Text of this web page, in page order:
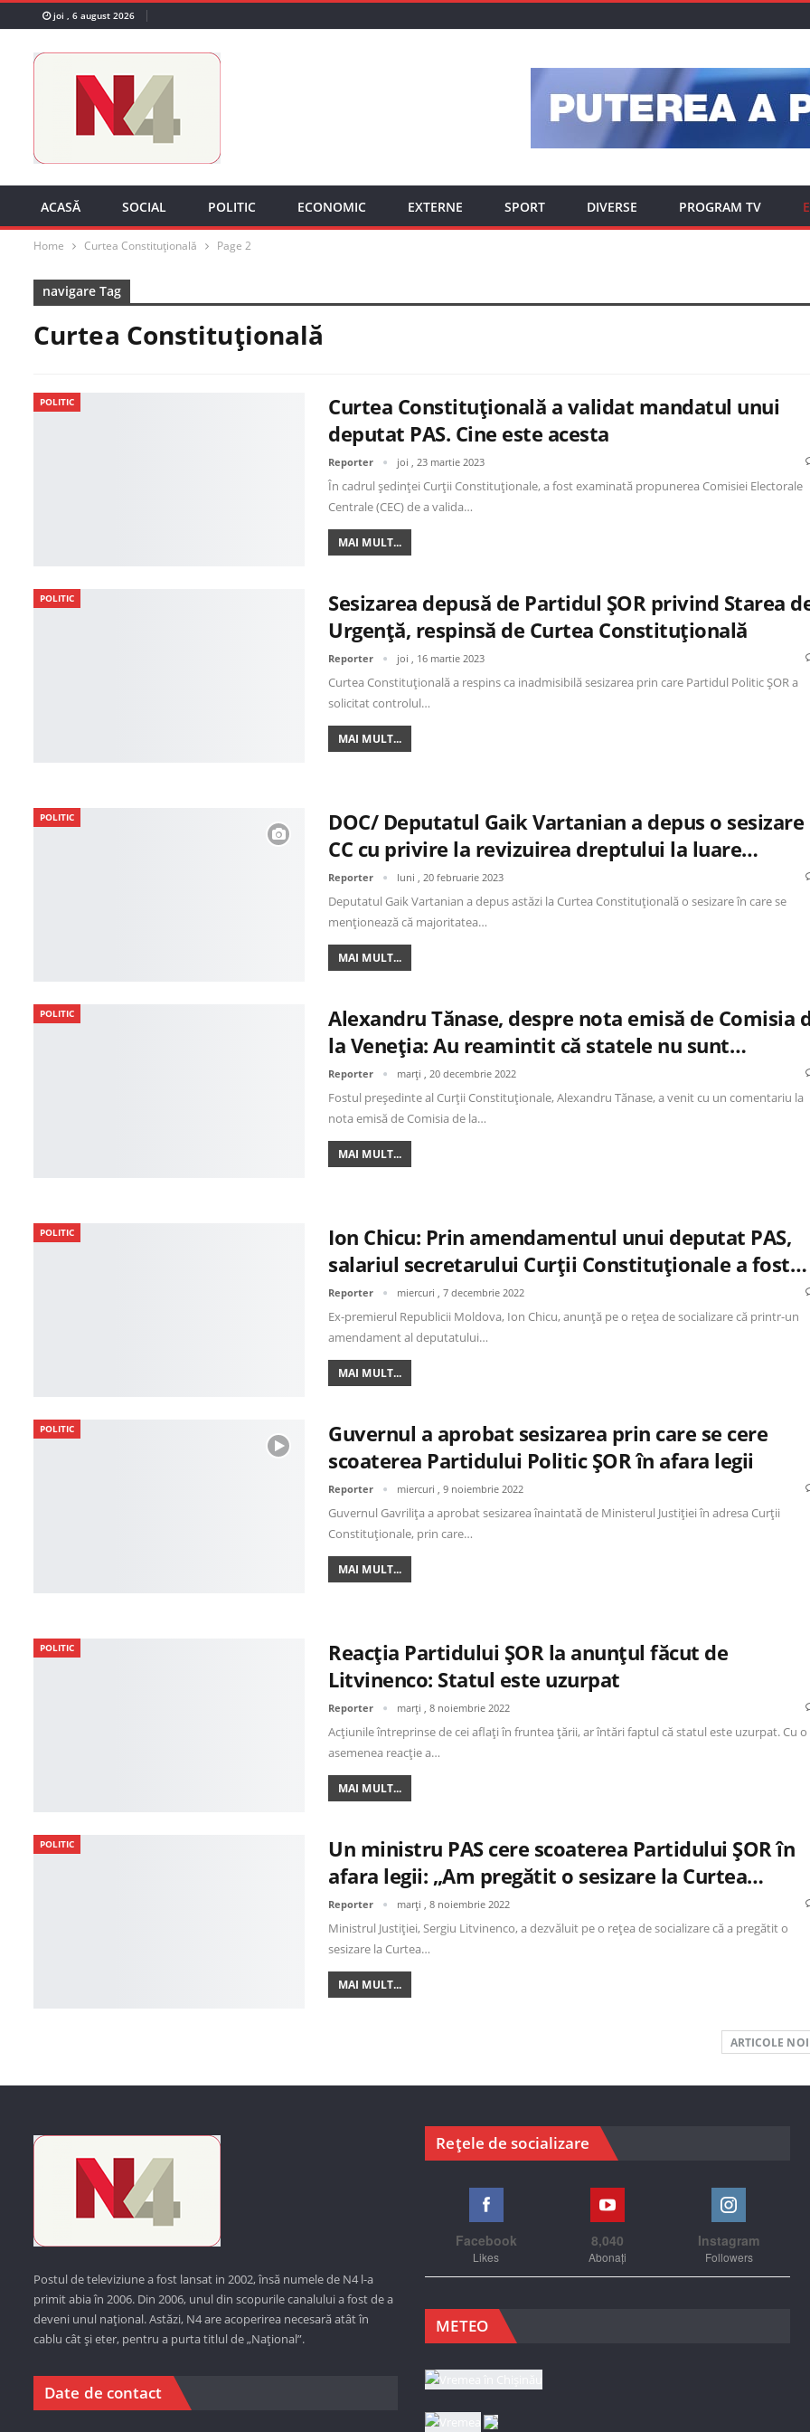
joi , 6 august 2026
ACASĂ SOCIAL POLITIC ECONOMIC EXTERNE SPORT DIVERSE PROGRAM TV
Home Curtea Constituțională Page 2
navigare Tag
Curtea Constituțională
POLITIC
Curtea Constituțională a validat mandatul unui
deputat PAS. Cine este acesta
Reporter joi , 23 martie 2023
În cadrul ședinței Curții Constituționale, a fost examinată propunerea Comisiei Electorale
Centrale (CEC) de a valida…
MAI MULT...
POLITIC
Sesizarea depusă de Partidul ȘOR privind Starea
Urgență, respinsă de Curtea Constituțională
Reporter joi , 16 martie 2023
Curtea Constituțională a respins ca inadmisibilă sesizarea prin care Partidul Politic ȘOR a
solicitat controlul…
MAI MULT...
POLITIC
DOC/ Deputatul Gaik Vartanian a depus o sesizare
CC cu privire la revizuirea dreptului la luare…
Reporter luni , 20 februarie 2023
Deputatul Gaik Vartanian a depus astăzi la Curtea Constituțională o sesizare în care se
menționează că majoritatea…
MAI MULT...
POLITIC
Alexandru Tănase, despre nota emisă de Comisia
la Veneția: Au reamintit că statele nu sunt…
Reporter marți , 20 decembrie 2022
Fostul președinte al Curții Constituționale, Alexandru Tănase, a venit cu un comentariu la
nota emisă de Comisia de la…
MAI MULT...
POLITIC
Ion Chicu: Prin amendamentul unui deputat PAS,
salariul secretarului Curții Constituționale a fost…
Reporter miercuri , 7 decembrie 2022
Ex-premierul Republicii Moldova, Ion Chicu, anunță pe o rețea de socializare că printr-un
amendament al deputatului…
MAI MULT...
POLITIC
Guvernul a aprobat sesizarea prin care se cere
scoaterea Partidului Politic ȘOR în afara legii
Reporter miercuri , 9 noiembrie 2022
Guvernul Gavrilița a aprobat sesizarea înaintată de Ministerul Justiției în adresa Curții
Constituționale, prin care…
MAI MULT...
POLITIC
Reacția Partidului ȘOR la anunțul făcut de
Litvinenco: Statul este uzurpat
Reporter marți , 8 noiembrie 2022
Acțiunile întreprinse de cei aflați în fruntea țării, ar întări faptul că statul este uzurpat. Cu o
asemenea reacție a…
MAI MULT...
POLITIC
Un ministru PAS cere scoaterea Partidului ȘOR în
afara legii: „Am pregătit o sesizare la Curtea…
Reporter marți , 8 noiembrie 2022
Ministrul Justiției, Sergiu Litvinenco, a dezvăluit pe o rețea de socializare că a pregătit o
sesizare la Curtea…
MAI MULT...
ARTICOLE
Postul de televiziune a fost lansat in 2002, însă numele de N4 l-a
primit abia în 2006. Din 2006, unul din scopurile canalului a fost de a
deveni unul național. Astăzi, N4 are acoperirea necesară atât în
cablu cât și eter, pentru a purta titlul de „Național”.
Date de contact
Rețele de socializare
Facebook
Likes
8,040
Abonați
Instagram
Followers
METEO